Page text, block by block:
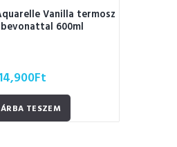
Vanilla termosz
600ml
Ft
TESZEM